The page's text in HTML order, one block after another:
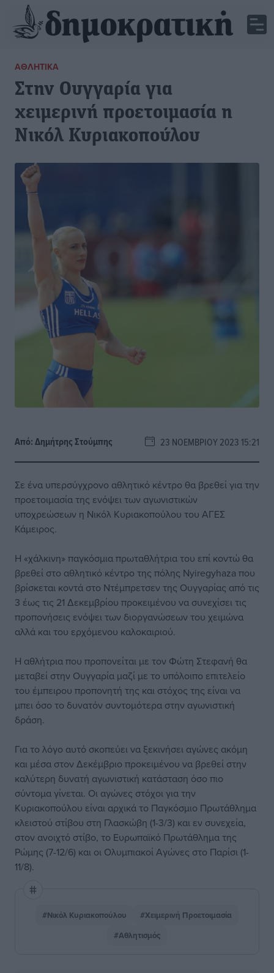
ΑΘΛΗΤΙΚΆ
Στην Ουγγαρία για
χειμερινή προετοιμασία η
Νικόλ Κυριακοπούλου
Από:Δημήτρης Στούμπης 23 ΝΟΕΜΒΡΊΟΥ 2023 15:21
Σε ένα υπερσύγχρονο αθλητικό κέντρο θα βρεθεί για την
προετοιμασία της ενόψει των αγωνιστικών
υποχρεώσεων η Νικόλ Κυριακοπούλου του ΑΓΕΣ
Κάμειρος.
H «χάλκινη» παγκόσμια πρωταθλήτρια του επί κοντώ θα
βρεθεί στο αθλητικό κέντρο της πόλης Nyiregyhaza που
βρίσκεται κοντά στο Ντέμπρετσεν της Ουγγαρίας από τις
3 έως τις 21 Δεκεμβρίου προκειμένου να συνεχίσει τις
προπονήσεις ενόψει των διοργανώσεων του χειμώνα
αλλά και του ερχόμενου καλοκαιριού.
Η αθλήτρια που προπονείται με τον Φώτη Στεφανή θα
μεταβεί στην Ουγγαρία μαζί με το υπόλοιπο επιτελείο
του έμπειρου προπονητή της και στόχος της είναι να
μπει όσο το δυνατόν συντομότερα στην αγωνιστική
δράση.
Για το λόγο αυτό σκοπεύει να ξεκινήσει αγώνες ακόμη
και μέσα στον Δεκέμβριο προκειμένου να βρεθεί στην
καλύτερη δυνατή αγωνιστική κατάσταση όσο πιο
σύντομα γίνεται. Οι αγώνες στόχοι για την
Κυριακοπούλου είναι αρχικά το Παγκόσμιο Πρωτάθλημα
κλειστού στίβου στη Γλασκώβη (1-3/3) και εν συνεχεία,
στον ανοιχτό στίβο, το Ευρωπαϊκό Πρωτάθλημα της
Ρώμης (7-12/6) και οι Ολυμπιακοί Αγώνες στο Παρίσι (1-
11/8).
#Νικόλ Κυριακοπούλου
#Χειμερινή Προετοιμασία
#Αθλητισμός